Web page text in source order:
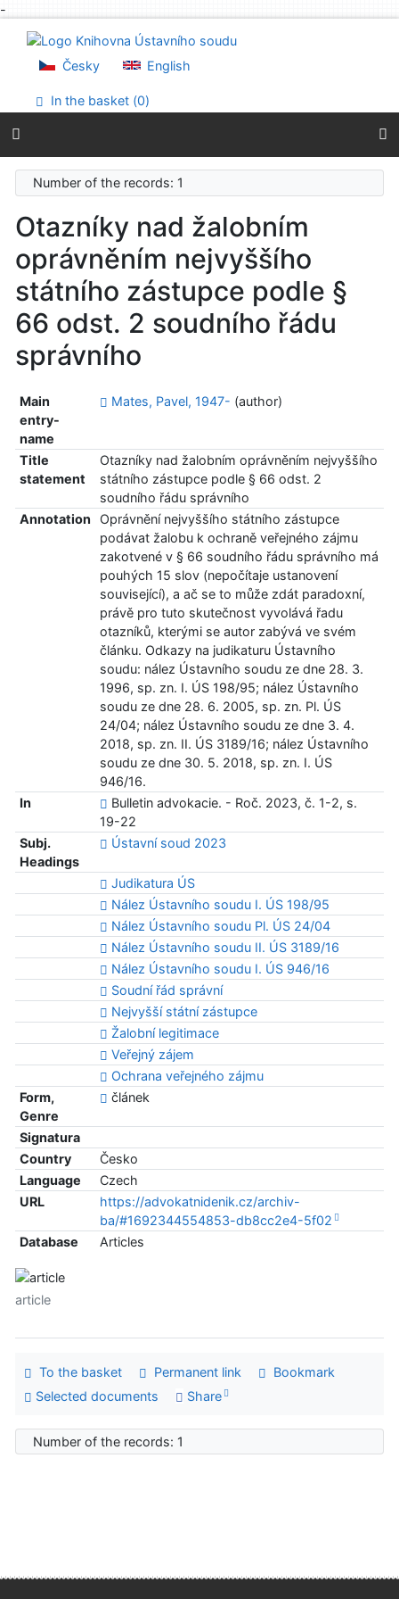
-
Go to menu
Accessibility declaration
Česky English
In the basket (0)
Number of the records: 1
Otazníky nad žalobním
oprávněním nejvyššího
státního zástupce podle §
66 odst. 2 soudního řádu
správního
Main
entry-
name
Mates, Pavel, 1947- (author)
Title
statement
Otazníky nad žalobním oprávněním nejvyššího
státního zástupce podle § 66 odst. 2
soudního řádu správního
Annotation
Oprávnění nejvyššího státního zástupce
podávat žalobu k ochraně veřejného zájmu
zakotvené v § 66 soudního řádu správního má
pouhých 15 slov (nepočítaje ustanovení
související), a ač se to může zdát paradoxní,
právě pro tuto skutečnost vyvolává řadu
otazníků, kterými se autor zabývá ve svém
článku. Odkazy na judikaturu Ústavního
soudu: nález Ústavního soudu ze dne 28. 3.
1996, sp. zn. I. ÚS 198/95; nález Ústavního
soudu ze dne 28. 6. 2005, sp. zn. Pl. ÚS
24/04; nález Ústavního soudu ze dne 3. 4.
2018, sp. zn. II. ÚS 3189/16; nález Ústavního
soudu ze dne 30. 5. 2018, sp. zn. I. ÚS
946/16.
In
Bulletin advokacie. - Roč. 2023, č. 1-2, s.
19-22
Subj.
Headings
Ústavní soud 2023
Judikatura ÚS
Nález Ústavního soudu I. ÚS 198/95
Nález Ústavního soudu Pl. ÚS 24/04
Nález Ústavního soudu II. ÚS 3189/16
Nález Ústavního soudu I. ÚS 946/16
Soudní řád správní
Nejvyšší státní zástupce
Žalobní legitimace
Veřejný zájem
Ochrana veřejného zájmu
Form,
Genre
článek
Signatura
Country
Česko
Language
Czech
URL
https://advokatnidenik.cz/archiv-
ba/#1692344554853-db8cc2e4-5f02
Database
Articles
article
To the basket Permanent link
Bookmark
Selected documents
Share
Number of the records: 1